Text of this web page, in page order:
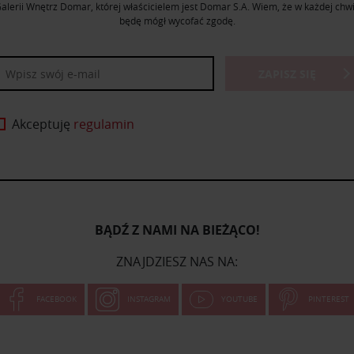
Wnętrz Domar, której właścicielem jest Domar S.A. Wiem, że w każdej
będę mógł wycofać zgodę.
Akceptuję regulamin
BĄDŹ Z NAMI NA BIEŻĄCO!
ZNAJDZIESZ NAS NA:
FACEBOOK INSTAGRAM YOUTUBE PINTEREST